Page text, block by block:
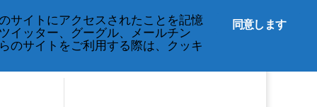
同意します
サイトにアクセスされたことを記憶
イッター、グーグル、メールチン
のサイトをご利用する際は、クッキ